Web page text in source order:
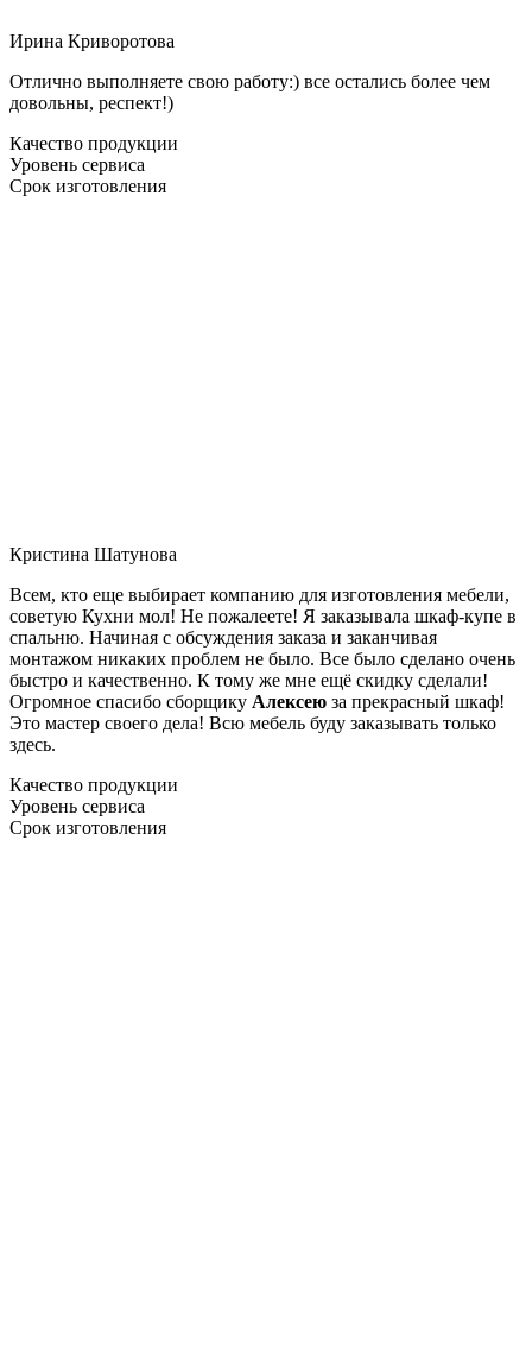
Ирина Криворотова
Отлично выполняете свою работу:) все остались более чем
довольны, респект!)
Качество продукции
Уровень сервиса
Срок изготовления
Кристина Шатунова
Всем, кто еще выбирает компанию для изготовления мебели,
советую Кухни мол! Не пожалеете! Я заказывала шкаф-купе в
спальню. Начиная с обсуждения заказа и заканчивая
монтажом никаких проблем не было. Все было сделано очень
быстро и качественно. К тому же мне ещё скидку сделали!
Огромное спасибо сборщику Алексею за прекрасный шкаф!
Это мастер своего дела! Всю мебель буду заказывать только
здесь.
Качество продукции
Уровень сервиса
Срок изготовления